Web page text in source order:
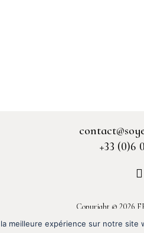
+33 (0)6
Copyright © 2026
Partenaire :
meilleure expérience sur notre